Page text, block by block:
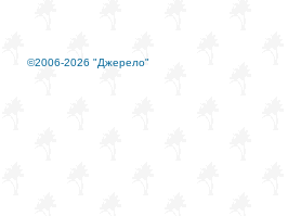
©2006-2026 "Джерело"